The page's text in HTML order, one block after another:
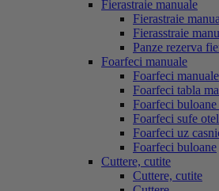
Fierastraie manuale
Fierastraie
Fierasstraie
Panze rezerva
Foarfeci manuale
Foarfeci manuale
Foarfeci tabla
Foarfeci buloane
Foarfeci sufe
Foarfeci uz
Foarfeci buloane
Cuttere, cutite
Cuttere, cutite